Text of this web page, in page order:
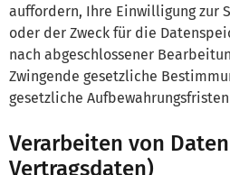
auffordern, Ihre Einwilligung zur
oder der Zweck für die
nach abgeschlossener
Zwingende gesetzliche
gesetzliche
Verarbeiten von
Vertragsdaten)